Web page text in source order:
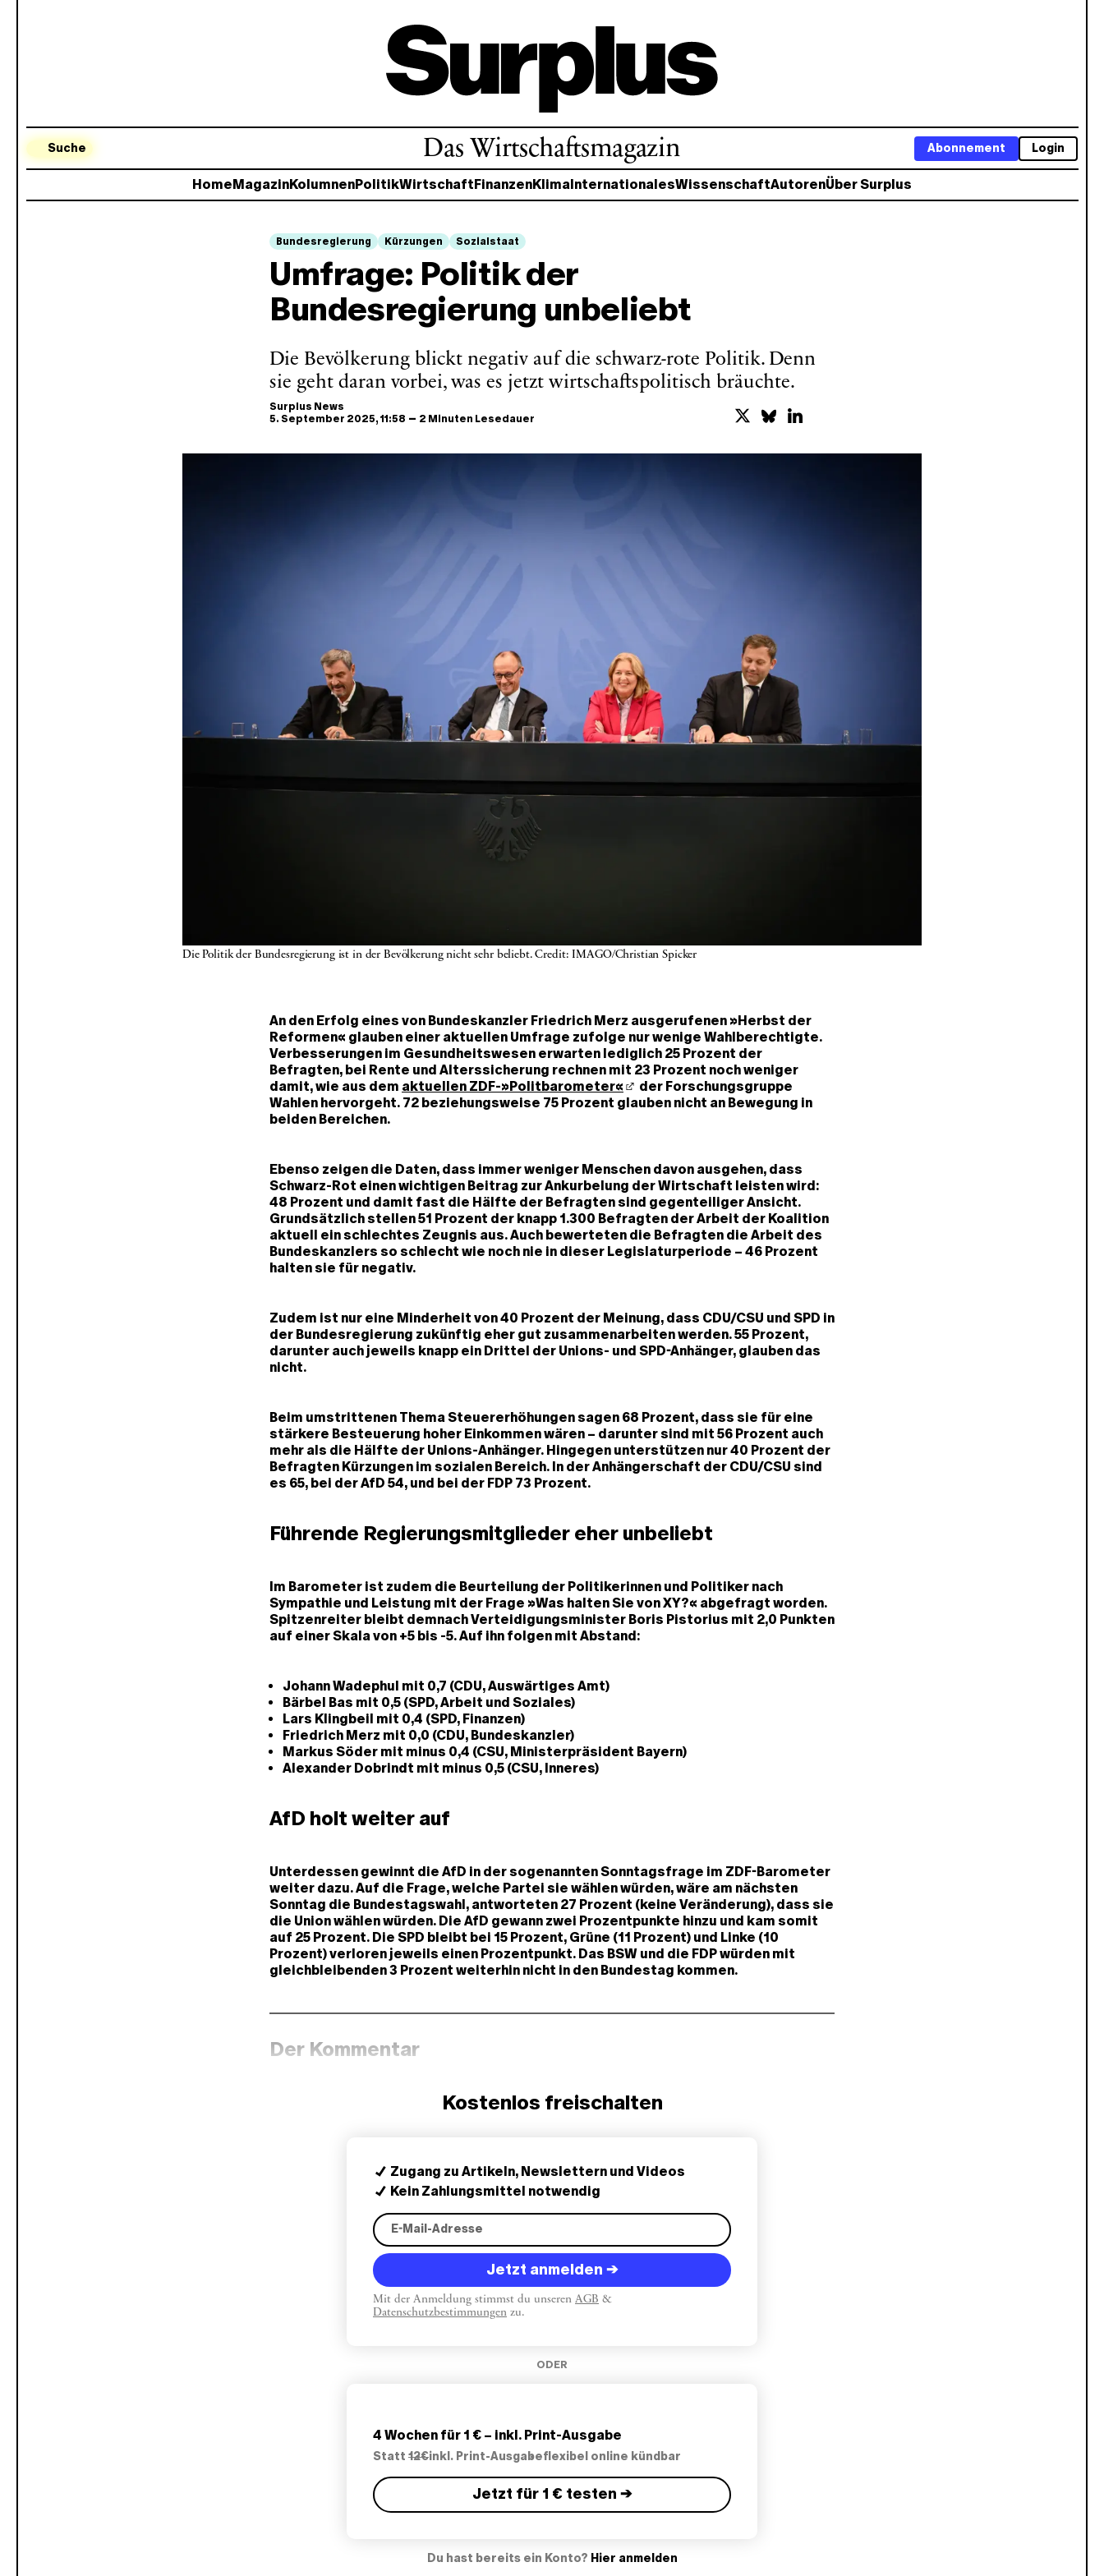
Suche Das Wirtschaftsmagazin Login
Abonnement
HomeMagazinKolumnenPolitikWirtschaftFinanzenKlimaInternationalesWissenschaftAutorenÜber Surplus
Bundesregierung Kürzungen Sozialstaat
Umfrage: Politik der
Bundesregierung unbeliebt
Die Bevölkerung blickt negativ auf die schwarz-rote Politik. Denn
sie geht daran vorbei, was es jetzt wirtschaftspolitisch bräuchte.
Surplus News
5. September 2025, 11:58 – 2 Minuten Lesedauer
Die Politik der Bundesregierung ist in der Bevölkerung nicht sehr beliebt. Credit: IMAGO/Christian Spicker
An den Erfolg eines von Bundeskanzler Friedrich Merz ausgerufenen »Herbst der
Reformen« glauben einer aktuellen Umfrage zufolge nur wenige Wahlberechtigte.
Verbesserungen im Gesundheitswesen erwarten lediglich 25 Prozent der
Befragten, bei Rente und Alterssicherung rechnen mit 23 Prozent noch weniger
damit, wie aus dem aktuellen ZDF-»Politbarometer«
der Forschungsgruppe
Wahlen hervorgeht. 72 beziehungsweise 75 Prozent glauben nicht an Bewegung in
beiden Bereichen.
Ebenso zeigen die Daten, dass immer weniger Menschen davon ausgehen, dass
Schwarz-Rot einen wichtigen Beitrag zur Ankurbelung der Wirtschaft leisten wird:
48 Prozent und damit fast die Hälfte der Befragten sind gegenteiliger Ansicht.
Grundsätzlich stellen 51 Prozent der knapp 1.300 Befragten der Arbeit der Koalition
aktuell ein schlechtes Zeugnis aus. Auch bewerteten die Befragten die Arbeit des
Bundeskanzlers so schlecht wie noch nie in dieser Legislaturperiode – 46 Prozent
halten sie für negativ.
Zudem ist nur eine Minderheit von 40 Prozent der Meinung, dass CDU/CSU und SPD in
der Bundesregierung zukünftig eher gut zusammenarbeiten werden. 55 Prozent,
darunter auch jeweils knapp ein Drittel der Unions- und SPD-Anhänger, glauben das
nicht.
Beim umstrittenen Thema Steuererhöhungen sagen 68 Prozent, dass sie für eine
stärkere Besteuerung hoher Einkommen wären – darunter sind mit 56 Prozent auch
mehr als die Hälfte der Unions-Anhänger. Hingegen unterstützen nur 40 Prozent der
Befragten Kürzungen im sozialen Bereich. In der Anhängerschaft der CDU/CSU sind
es 65, bei der AfD 54, und bei der FDP 73 Prozent.
Führende Regierungsmitglieder eher unbeliebt
Im Barometer ist zudem die Beurteilung der Politikerinnen und Politiker nach
Sympathie und Leistung mit der Frage »Was halten Sie von XY?« abgefragt worden.
Spitzenreiter bleibt demnach Verteidigungsminister Boris Pistorius mit 2,0 Punkten
auf einer Skala von +5 bis -5. Auf ihn folgen mit Abstand:
Johann Wadephul mit 0,7 (CDU, Auswärtiges Amt)
Bärbel Bas mit 0,5 (SPD, Arbeit und Soziales)
Lars Klingbeil mit 0,4 (SPD, Finanzen)
Friedrich Merz mit 0,0 (CDU, Bundeskanzler)
Markus Söder mit minus 0,4 (CSU, Ministerpräsident Bayern)
Alexander Dobrindt mit minus 0,5 (CSU, Inneres)
AfD holt weiter auf
Unterdessen gewinnt die AfD in der sogenannten Sonntagsfrage im ZDF-Barometer
weiter dazu. Auf die Frage, welche Partei sie wählen würden, wäre am nächsten
Sonntag die Bundestagswahl, antworteten 27 Prozent (keine Veränderung), dass sie
die Union wählen würden. Die AfD gewann zwei Prozentpunkte hinzu und kam somit
auf 25 Prozent. Die SPD bleibt bei 15 Prozent, Grüne (11 Prozent) und Linke (10
Prozent) verloren jeweils einen Prozentpunkt. Das BSW und die FDP würden mit
gleichbleibenden 3 Prozent weiterhin nicht in den Bundestag kommen.
Der Kommentar
Kostenlos freischalten
Zugang zu Artikeln, Newslettern und Videos
Kein Zahlungsmittel notwendig
Jetzt anmelden →
Mit der Anmeldung stimmst du unseren AGB &
Datenschutzbestimmungen zu.
ODER
4 Wochen für 1 € – inkl. Print-Ausgabe
Statt 12€inkl. Print-Ausgabeflexibel online kündbar
Jetzt für 1 € testen →
Du hast bereits ein Konto? Hier anmelden